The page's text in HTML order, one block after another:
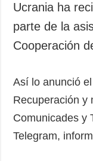
Ucrania ha
parte de la
Cooperación
Así lo anunció
Recuperación y
Comunicades y
Telegram,